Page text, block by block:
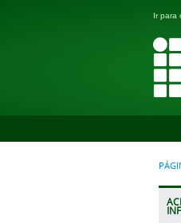
Ir para